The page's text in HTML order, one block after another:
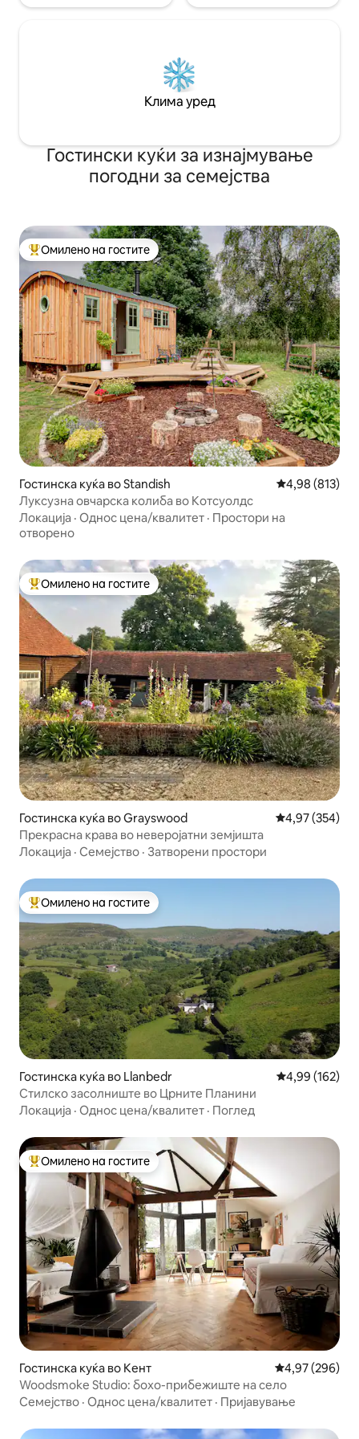
Клима уред
Гостински куќи за изнајмување
погодни за семејства
Меѓу најуспешните „Омилени на гостите“
Омилено на гостите
Гостинска куќа во Standish Просечна
4,98 (813)
Луксузна овчарска колиба во Котсуолдс
Локација · Однос цена/квалитет · Простори на
отворено
Меѓу најуспешните „Омилени на гостите“
Омилено на гостите
Гостинска куќа во Grayswood Просечна
4,97 (354)
Прекрасна крава во неверојатни земјишта
Локација · Семејство · Затворени простори
Меѓу најуспешните „Омилени на гостите“
Омилено на гостите
Гостинска куќа во Llanbedr Просечна
4,99 (162)
Стилско засолниште во Црните Планини
Локација · Однос цена/квалитет · Поглед
Меѓу најуспешните „Омилени на гостите“
Омилено на гостите
Гостинска куќа во Кент Просечна
4,97 (296)
Woodsmoke Studio: бохо-прибежиште на село
Семејство · Однос цена/квалитет · Пријавување